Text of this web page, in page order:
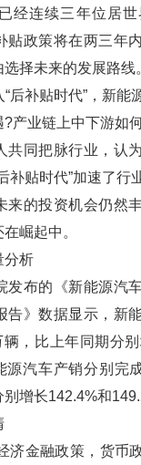
经连续三年位居
贴政策将在两三年
择未来的发展路线
后补贴时代”，新能
产业链上中下游如
共同把脉行业，认
补贴时代”加速了行
来的投资机会仍然
崛起中。
分析
发布的《新能源汽
告》数据显示，新
辆，比上年同期分
源汽车产销分别完
增长142.4%和
济金融政策，货币